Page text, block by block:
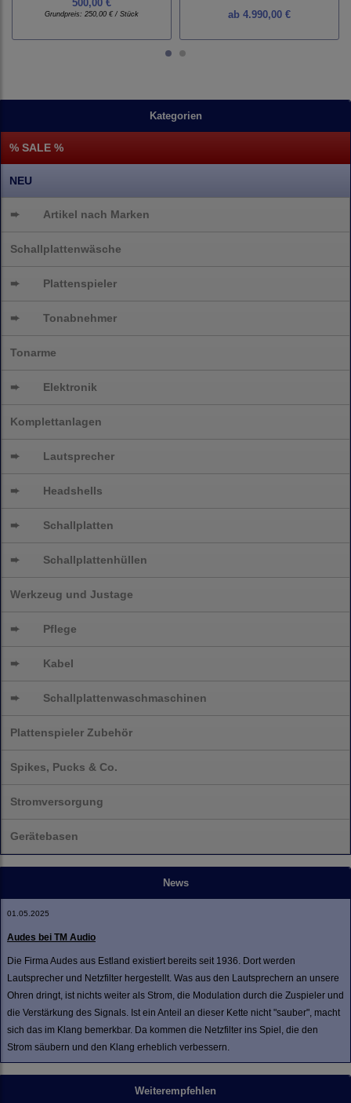
Kategorien
% SALE %
NEU
➨ Artikel nach Marken
Schallplattenwäsche
➨ Plattenspieler
➨ Tonabnehmer
Tonarme
➨ Elektronik
Komplettanlagen
➨ Lautsprecher
➨ Headshells
➨ Schallplatten
➨ Schallplattenhüllen
Werkzeug und Justage
➨ Pflege
➨ Kabel
➨ Schallplattenwaschmaschinen
Plattenspieler Zubehör
Spikes, Pucks & Co.
Stromversorgung
Gerätebasen
News
01.05.2025
Audes bei TM Audio
Die Firma Audes aus Estland existiert bereits seit 1936. Dort werden
Lautsprecher und Netzfilter hergestellt. Was aus den Lautsprechern an unsere
Ohren dringt, ist nichts weiter als Strom, die Modulation durch die Zuspieler und
die Verstärkung des Signals. Ist ein Anteil an dieser Kette nicht "sauber", macht
sich das im Klang bemerkbar. Da kommen die Netzfilter ins Spiel, die den
Strom säubern und den Klang erheblich verbessern.
Weiterempfehlen
500,00 €
Grundpreis: 250,00 € / Stück ab 4.990,00 €